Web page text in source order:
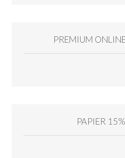
PREMIUM
PAPIER